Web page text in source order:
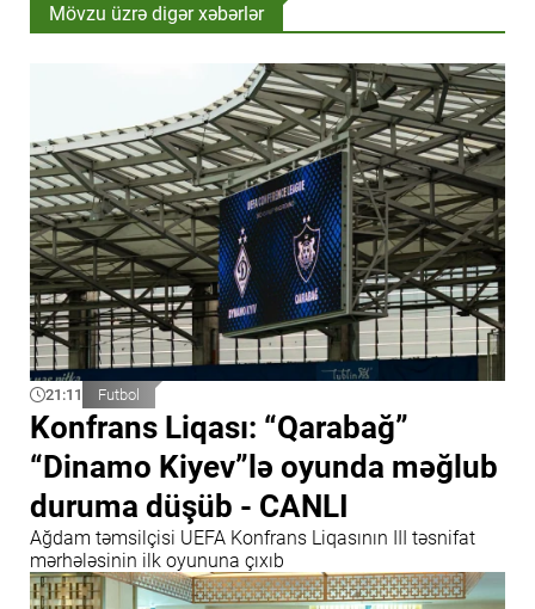
Mövzu üzrə digər xəbərlər
21:11 Futbol
Konfrans Liqası: “Qarabağ”
“Dinamo Kiyev”lə oyunda məğlub
duruma düşüb - CANLI
Ağdam təmsilçisi UEFA Konfrans Liqasının III təsnifat
mərhələsinin ilk oyununa çıxıb